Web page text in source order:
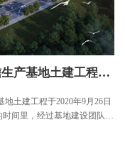
荣耀封顶 砥砺前行——浙江伟杰信生产基地土建工程封顶
土建工程于2020年9月26日
间里，经过基地建设团队半